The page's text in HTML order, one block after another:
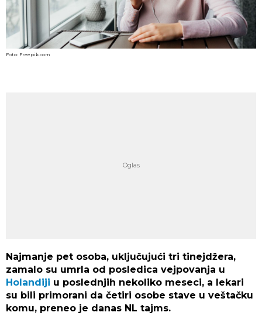
Foto: Freepik.com
Najmanje pet osoba, uključujući tri tinejdžera,
zamalo su umrla od posledica vejpovanja u
Holandiji u poslednjih nekoliko meseci, a lekari
su bili primorani da četiri osobe stave u veštačku
komu, preneo je danas NL tajms.